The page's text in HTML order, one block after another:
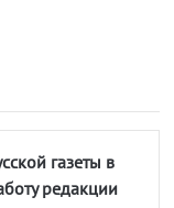
газеты в
редакции